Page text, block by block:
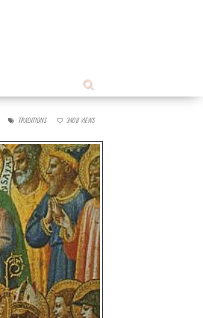
TRADITIONS 3408 VIEWS